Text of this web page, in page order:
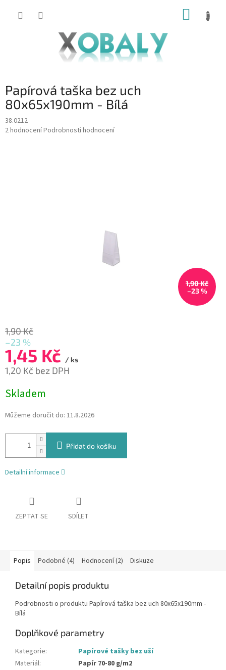
KOŠÍK
Papírová taška bez uch
80x65x190mm - Bílá
38.0212
Průměrné
2 hodnoceníPodrobnosti hodnocení
1,90 Kč
–23 %
1,90 Kč
–23 %
1,45 Kč / ks
1,20 Kč bez DPH
cena:
Skladem
Můžeme doručit do: 11.8.2026
Přidat do košíku
Detailní informace
ZEPTAT SE SDÍLET
Popis Podobné (4) Hodnocení (2) Diskuze
Detailní popis produktu
Podrobnosti o produktu Papírová taška bez uch 80x65x190mm -
Bílá
Doplňkové parametry
Kategorie:
Papírové tašky bez uší
Materiál:
Papír 70-80 g/m2